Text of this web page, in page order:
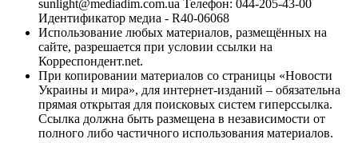
sunlight@mediadim.com.ua Телефон: 044-205-43-00
Идентификатор медиа - R40-06068
Использование любых материалов, размещённых на
сайте, разрешается при условии ссылки на
Корреспондент.net.
При копировании материалов со страницы «Новости
Украины и мира», для интернет-изданий – обязательна
прямая открытая для поисковых систем гиперссылка.
Ссылка должна быть размещена в независимости от
полного либо частичного использования материалов.